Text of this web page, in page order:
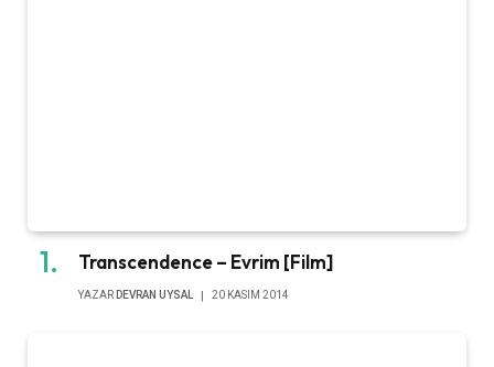
Transcendence – Evrim [Film]
YAZAR DEVRAN UYSAL 20 KASIM 2014